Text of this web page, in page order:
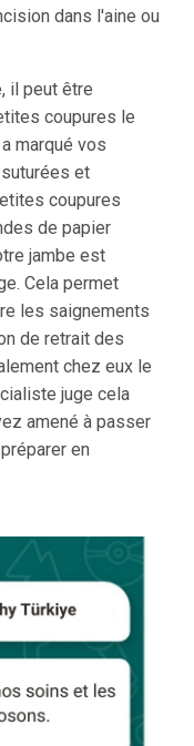
dans l'aine ou
il peut être
coupures le
marqué vos
et
coupures
de papier
jambe est
Cela permet
les saignements
de retrait des
chez eux le
juge cela
amené à passer
en